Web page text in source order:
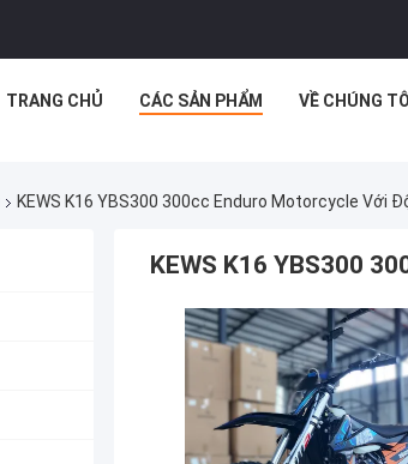
TRANG CHỦ CÁC SẢN PHẨM VỀ CHÚNG TÔI
KEWS K16 YBS300 300cc Enduro Motorcycle Với
KEWS K16 YBS300